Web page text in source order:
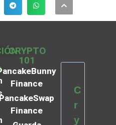
CRYPTO
101
Finance
Finance
C
r
y